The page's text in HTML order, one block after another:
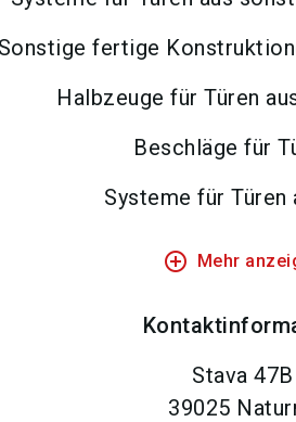
fertige
Halbzeuge für Türen
Beschläge für
Systeme für Türen
add_circle_outline Mehr
Stava 47B
39025